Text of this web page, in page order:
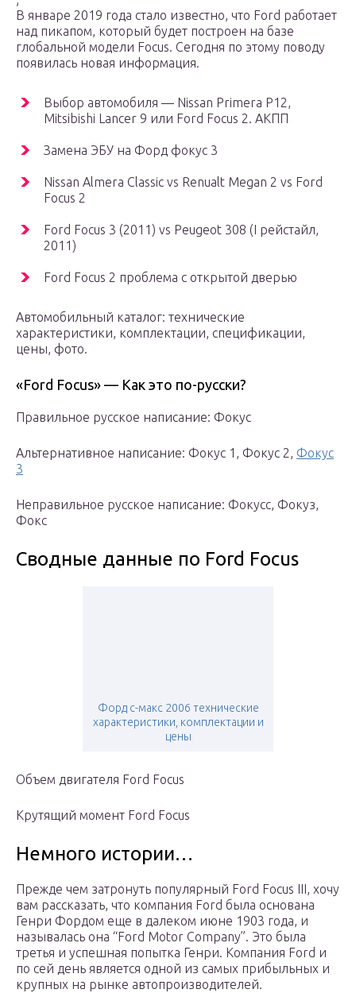
В январе 2019 года стало известно, что Ford работает
над пикапом, который будет построен на базе
глобальной модели Focus. Сегодня по этому поводу
появилась новая информация.
Выбор автомобиля — Nissan Primera P12,
Mitsibishi Lancer 9 или Ford Focus 2. АКПП
Замена ЭБУ на Форд фокус 3
Nissan Almera Classic vs Renualt Megan 2 vs Ford
Focus 2
Ford Focus 3 (2011) vs Peugeot 308 (I рейстайл,
2011)
Ford Focus 2 проблема с открытой дверью
Автомобильный каталог: технические
характеристики, комплектации, спецификации,
цены, фото.
«Ford Focus» — Как это по-русски?
Правильное русское написание: Фокус
Альтернативное написание: Фокус 1, Фокус 2, Фокус
3
Неправильное русское написание: Фокусс, Фокуз,
Фокс
Сводные данные по Ford Focus
Форд с-макс 2006 технические
характеристики, комплектации и
цены
Объем двигателя Ford Focus
Крутящий момент Ford Focus
Немного истории…
Прежде чем затронуть популярный Ford Focus III, хочу
вам рассказать, что компания Ford была основана
Генри Фордом еще в далеком июне 1903 года, и
называлась она “Ford Motor Company”. Это была
третья и успешная попытка Генри. Компания Ford и
по сей день является одной из самых прибыльных и
крупных на рынке автопроизводителей.